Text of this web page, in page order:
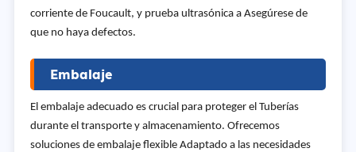
corriente de Foucault, y prueba ultrasónica a Asegúrese de
que no haya defectos.
Embalaje
El embalaje adecuado es crucial para proteger el Tuberías
durante el transporte y almacenamiento. Ofrecemos
soluciones de embalaje flexible Adaptado a las necesidades